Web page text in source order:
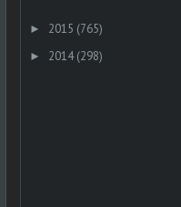
► 2015 (765)
► 2014 (298)